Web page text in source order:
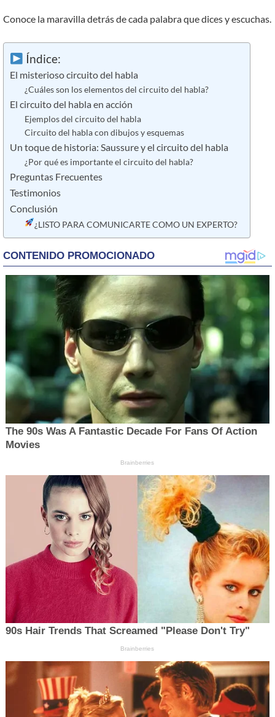
Conoce la maravilla detrás de cada palabra que dices y escuchas.
Índice:
El misterioso circuito del habla
¿Cuáles son los elementos del circuito del habla?
El circuito del habla en acción
Ejemplos del circuito del habla
Circuito del habla con dibujos y esquemas
Un toque de historia: Saussure y el circuito del habla
¿Por qué es importante el circuito del habla?
Preguntas Frecuentes
Testimonios
Conclusión
¿LISTO PARA COMUNICARTE COMO UN EXPERTO?